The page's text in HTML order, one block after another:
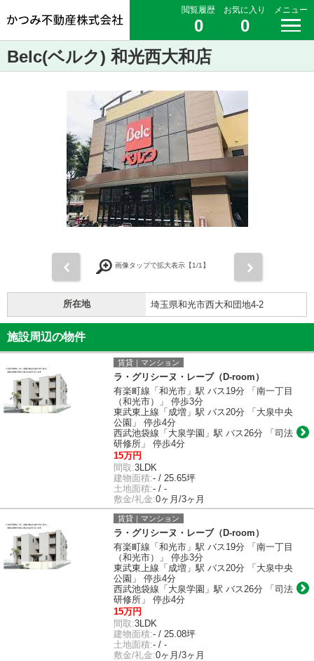
閲覧履歴
0
お気に入り
0
メニュー
Belc(ベルク) 和光西大和店
画像タップで拡大表示【1/1】
所在地 埼玉県和光市西大和団地4-2
施設周辺の物件
賃貸｜マンション
ラ・グリシーヌ・レーブ（D-room）
有楽町線「和光市」駅 バス19分 「南一丁目
（和光市）」 停歩3分
東武東上線「成増」駅 バス20分 「大泉中央
公園」 停歩4分
西武池袋線「大泉学園」駅 バス26分 「司法
研修所」 停歩4分
15万円
間取:3LDK
建物面積:- / 25.65坪
土地面積:- / -
敷金/礼金:0ヶ月/3ヶ月
賃貸｜マンション
ラ・グリシーヌ・レーブ（D-room）
有楽町線「和光市」駅 バス19分 「南一丁目
（和光市）」 停歩3分
東武東上線「成増」駅 バス20分 「大泉中央
公園」 停歩4分
西武池袋線「大泉学園」駅 バス26分 「司法
研修所」 停歩4分
15万円
間取:3LDK
建物面積:- / 25.08坪
土地面積:- / -
敷金/礼金:0ヶ月/3ヶ月